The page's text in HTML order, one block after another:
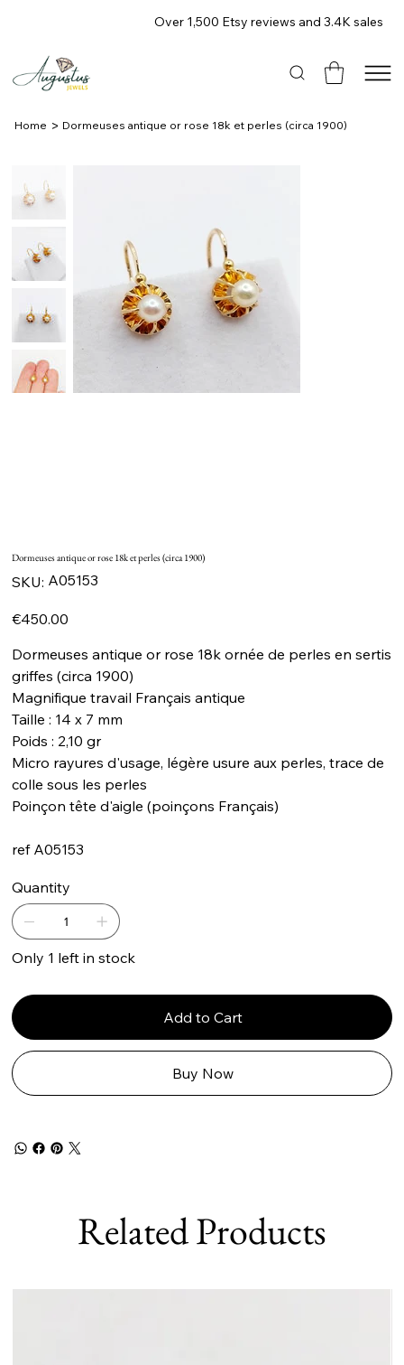
Over 1,500 Etsy reviews and 3.4K sales
Home > Dormeuses antique or rose 18k et perles (circa 1900)
Dormeuses antique or rose 18k et perles (circa 1900)
SKU:
SKU
A05153
A05153
€450.00
Dormeuses antique or rose 18k ornée de perles en sertis
griffes (circa 1900)
Magnifique travail Français antique
Taille : 14 x 7 mm
Poids : 2,10 gr
Micro rayures d'usage, légère usure aux perles, trace de
colle sous les perles
Poinçon tête d'aigle (poinçons Français)
ref A05153
Quantity
Only 1 left in stock
Add to Cart
Buy Now
Related Products